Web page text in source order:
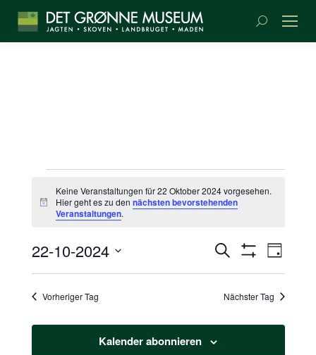
Suchen:
VERANSTALTUNGEN
FÜR
22
OKTOBER
2024
Beachten
Keine Veranstaltungen für 22 Oktober 2024 vorgesehen.
Hier geht es zu den nächsten bevorstehenden
Veranstaltungen.
SUCHE
UND
Suche
Anzeigen
Tag
22-10-2024
Datum
Vorheriger Tag Nächster Tag
Kalender abonnieren